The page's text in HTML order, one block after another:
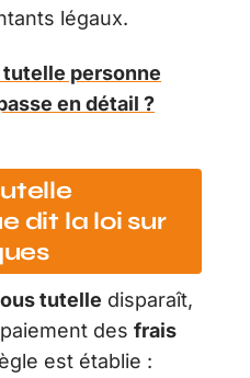
légaux.
personne
en détail ?
dit la loi sur
tutelle disparaît,
des frais
est établie :